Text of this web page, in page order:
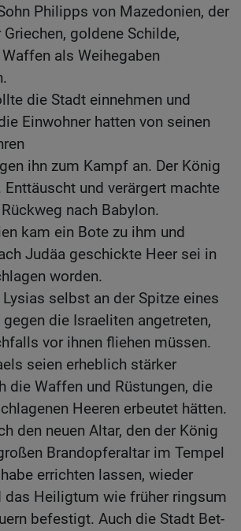
Philipps von Mazedonien, der
goldene Schilde,
als Weihegaben
die Stadt einnehmen und
Einwohner hatten von seinen
ihn zum Kampf an. Der König
und verärgert machte
nach Babylon.
kam ein Bote zu ihm und
Judäa geschickte Heer sei in
worden.
selbst an der Spitze eines
die Israeliten angetreten,
vor ihnen fliehen müssen.
seien erheblich stärker
die Waffen und Rüstungen, die
Heeren erbeutet hätten.
den neuen Altar, den der König
Brandopferaltar im Tempel
errichten lassen, wieder
das Heiligtum wie früher ringsum
befestigt. Auch die Stadt Bet-